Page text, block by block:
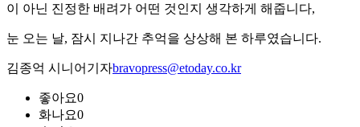
이 아닌 진정한 배려가 어떤 것인지 생각하게 해줍니다,
눈 오는 날, 잠시 지나간 추억을 상상해 본 하루였습니다.
김종억 시니어기자bravopress@etoday.co.kr
좋아요0
화나요0